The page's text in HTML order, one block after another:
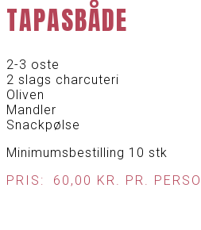
TAPASBÅDE
2-3 oste
2 slags charcuteri
Oliven
Mandler
Snackpølse
Minimumsbestilling 10 stk
PRIS:
60,00 KR. PR.